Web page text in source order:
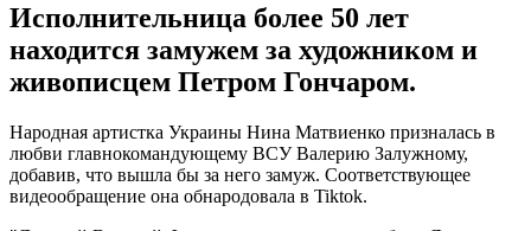
Исполнительница более 50 лет
находится замужем за художником и
живописцем Петром Гончаром.
Народная артистка Украины Нина Матвиенко призналась в
любви главнокомандующему ВСУ Валерию Залужному,
добавив, что вышла бы за него замуж. Соответствующее
видеообращение она обнародовала в Tiktok.